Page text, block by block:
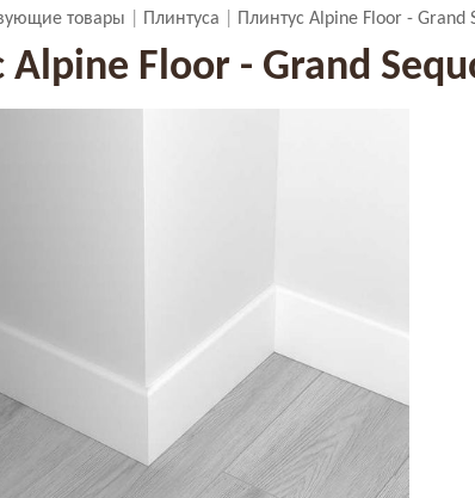
товары Плинтуса Плинтус Alpine Floor -
Alpine Floor - Grand